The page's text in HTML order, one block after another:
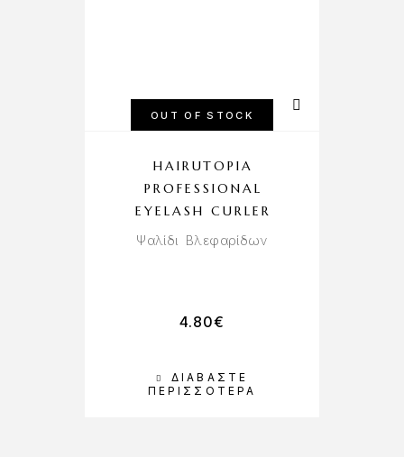
OUT OF STOCK
ΔΙΑΒΆΣΤΕ
ΠΕΡΙΣΣΌΤΕΡΑ
HAIRUTOPIA
PROFESSIONAL
EYELASH CURLER
Ψαλίδι Βλεφαρίδων
4.80€